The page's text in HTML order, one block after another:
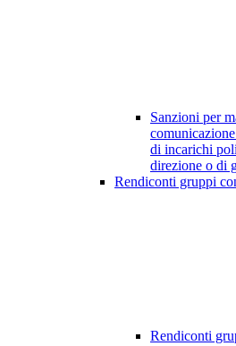
Sanzioni per
di incarichi
direzione o di
Rendiconti gruppi
Rendiconti